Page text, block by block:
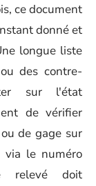
ce document
donné et
longue liste
des contre-
sur l'état
de vérifier
de gage sur
via le numéro
relevé doit